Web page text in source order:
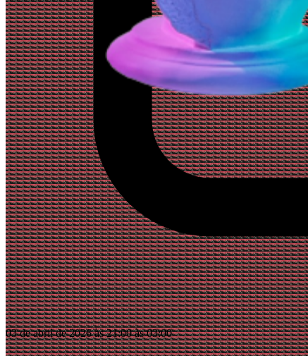
03 de abril de 2026 às 21:00 às 03:00